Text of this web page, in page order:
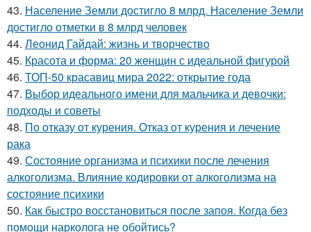
43. Население Земли достигло 8 млрд. Население Земли
достигло отметки в 8 млрд человек
44. Леонид Гайдай: жизнь и творчество
45. Красота и форма: 20 женщин с идеальной фигурой
46. ТОП-50 красавиц мира 2022: открытие года
47. Выбор идеального имени для мальчика и девочки:
подходы и советы
48. По отказу от курения. Отказ от курения и лечение
рака
49. Состояние организма и психики после лечения
алкоголизма. Влияние кодировки от алкоголизма на
состояние психики
50. Как быстро восстановиться после запоя. Когда без
помощи нарколога не обойтись?